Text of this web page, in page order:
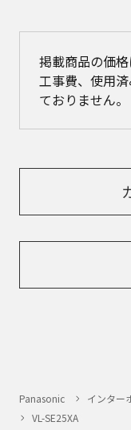
掲載商品の価
工事費、使用
ておりません。
Panasonic インター
VL-SE25XA